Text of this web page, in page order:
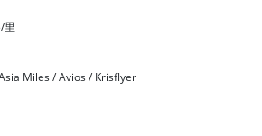
里
Miles / Avios / Krisflyer